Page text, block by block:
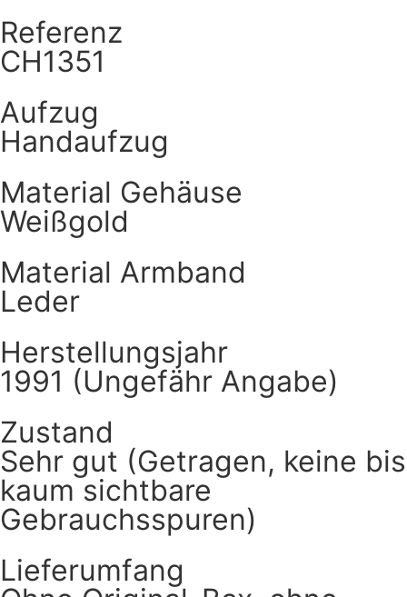
Referenz
CH1351
Aufzug
Handaufzug
Material Gehäuse
Weißgold
Material Armband
Leder
Herstellungsjahr
1991 (Ungefähr Angabe)
Zustand
Sehr gut (Getragen, keine bis
kaum sichtbare
Gebrauchsspuren)
Lieferumfang